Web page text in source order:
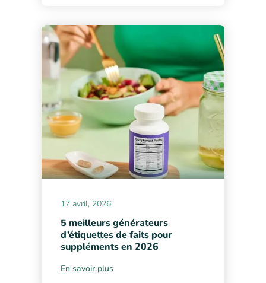
17 avril, 2026
5 meilleurs générateurs
d’étiquettes de faits pour
suppléments en 2026
En savoir plus